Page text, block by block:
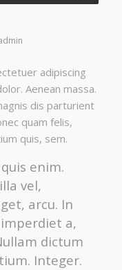
adipiscing
Aenean massa.
dis parturient
quam felis,
quis, sem.
enim.
vel,
arcu. In
a,
dictum
Integer.